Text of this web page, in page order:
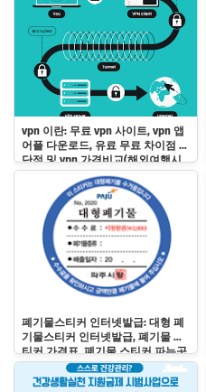
vpn 이란: 무료 vpn 사이트, vpn 앱
어플 다운로드, 유료 무료 차이점 장
단점 및 vpn 가격비교(해외여행시
한국ip제공 vpn)
폐기물스티커 인터넷발급: 대형 폐
기물스티커 인터넷발급, 폐기물 스
티커 가격표, 폐기물 스티커 파는곳
바로알기